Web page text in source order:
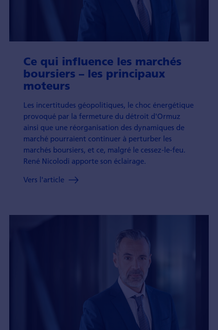
Ce qui influence les marchés
boursiers – les princi­paux
moteurs
Les incerti­tudes géo­politiques, le choc éner­gétique
provoqué par la fermeture du détroit d'Ormuz
ainsi que une ré­organi­sation des dynamiques de
marché pourraient continuer à perturber les
marchés boursiers, et ce, malgré le cessez-le-feu.
René Nicolodi apporte son éclairage.
Vers l'article